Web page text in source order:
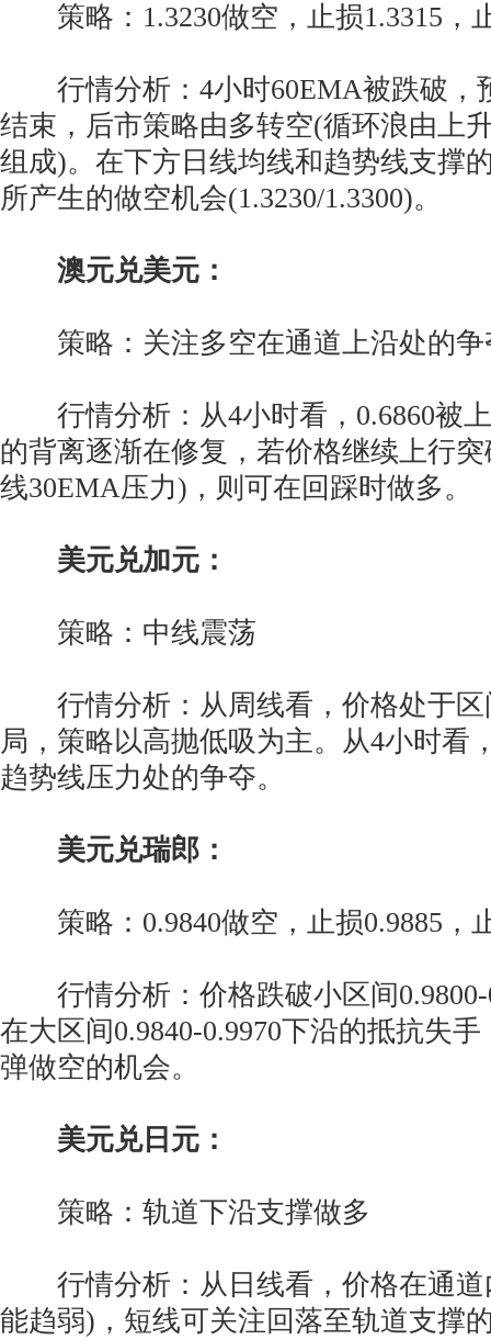
策略：1.3230做空，止损1.3315，
行情分析：4小时60EMA被跌破，
结束，后市策略由多转空(循环浪由上
组成)。在下方日线均线和趋势线支撑
所产生的做空机会(1.3230/1.3300)。
澳元兑美元：
策略：关注多空在通道上沿处的争
行情分析：从4小时看，0.6860被
的背离逐渐在修复，若价格继续上行
线30EMA压力)，则可在回踩时做多。
美元兑加元：
策略：中线震荡
行情分析：从周线看，价格处于区
局，策略以高抛低吸为主。从4小时看
趋势线压力处的争夺。
美元兑瑞郎：
策略：0.9840做空，止损0.9885，
行情分析：价格跌破小区间0.9800-
在大区间0.9840-0.9970下沿的抵抗失
弹做空的机会。
美元兑日元：
策略：轨道下沿支撑做多
行情分析：从日线看，价格在通道
能趋弱)，短线可关注回落至轨道支撑